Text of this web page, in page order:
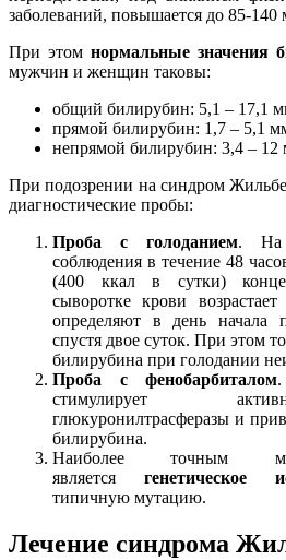
заболеваний, повышается до 85-140
При этом нормальные значения
мужчин и женщин таковы:
общий билирубин: 5,1 – 17,1
прямой билирубин: 1,7 – 5,1
непрямой билирубин: 3,4 – 12
При подозрении на синдром
диагностические пробы:
Проба с голоданием. На
соблюдения в течение 48
(400 ккал в сутки)
сыворотке крови
определяют в день начала
спустя двое суток. При этом
билирубина при голодании
Проба с фенобарбиталом
стимулирует
глюкуронилтрасферазы и
билирубина.
Наиболее точным
является генетическое
типичную мутацию.
Лечение синдрома